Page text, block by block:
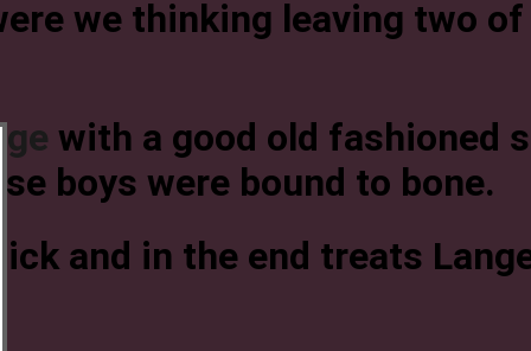
we thinking leaving two
with a good old fashioned
boys were bound to bone.
and in the end treats